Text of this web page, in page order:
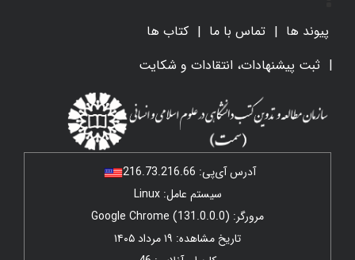
پیوند ها تماس با ما
کتاب ها
ثبت پیشنهادات، انتقادات و شکایت
آدرس آی‌پی: 216.73.216.66
سیستم عامل: Linux
مرورگر: Google Chrome (131.0.0.0)
تاریخ مشاهده: ۱۹ مرداد ۱۴۰۵